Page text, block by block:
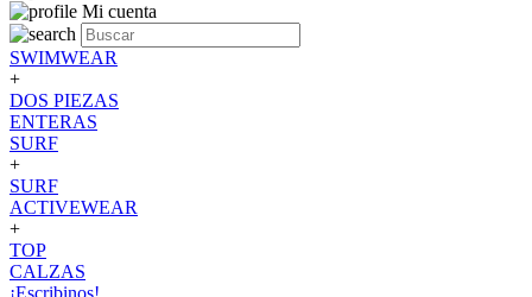
Mi cuenta
SWIMWEAR
+
DOS PIEZAS
ENTERAS
SURF
+
SURF
ACTIVEWEAR
+
TOP
CALZAS
¡Escribinos!